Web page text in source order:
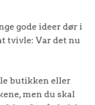
gode ideer dør i
tvivle: Var det nu
butikken eller
men du skal